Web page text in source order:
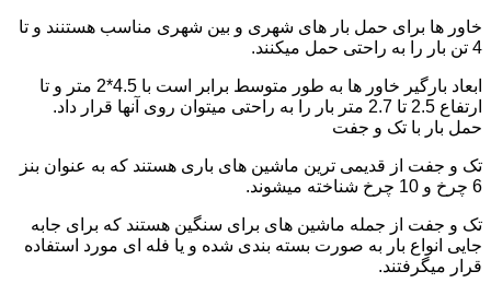
خاور ها برای حمل بار های شهری و بین شهری مناسب هستنند و تا
4 تن بار را به راحتی حمل میکنند.
ابعاد بارگیر خاور ها به طور متوسط برابر است با 4.5*2 متر و تا
ارتفاع 2.5 تا 2.7 متر بار را به راحتی میتوان روی آنها قرار داد.
حمل بار با تک و جفت
تک و جفت از قدیمی ترین ماشین های باری هستند که به عنوان بنز
6 چرخ و 10 چرخ شناخته میشوند.
تک و جفت از جمله ماشین های برای سنگین هستند که برای جابه
جایی انواع بار به صورت بسته بندی شده و یا فله ای مورد استفاده
قرار میگرفتند.